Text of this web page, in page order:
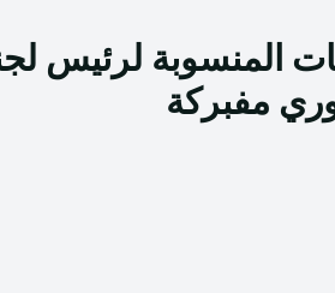
المنسوبة لرئيس
مفبركة